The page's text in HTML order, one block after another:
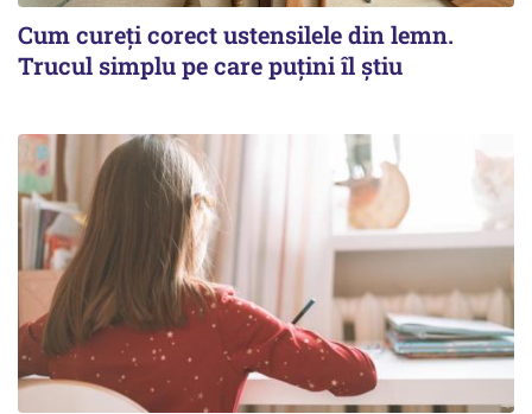
Cum cureți corect ustensilele din lemn.
Trucul simplu pe care puțini îl știu